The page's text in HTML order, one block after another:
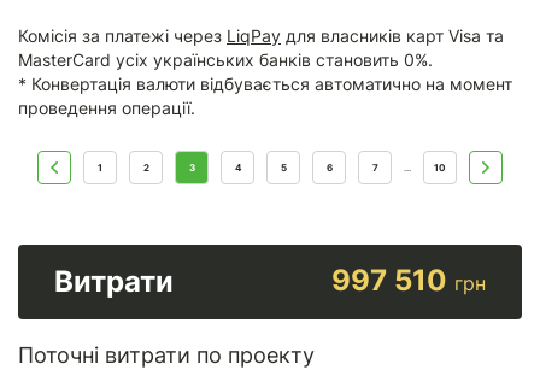
Комісія за платежі через LiqPay для власників карт Visa та
MasterCard усіх українських банків становить 0%.
* Конвертація валюти відбувається автоматично на момент
проведення операції.
1 2 3 4 5 6 7 ... 10
Витрати 997 510 грн
Поточні витрати по проекту